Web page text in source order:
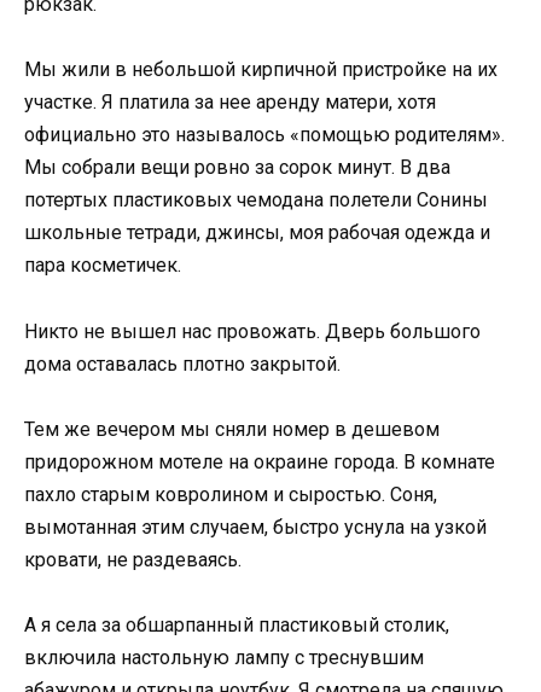
Мы жили в небольшой кирпичной пристройке на их
участке. Я платила за нее аренду матери, хотя
официально это называлось «помощью родителям».
Мы собрали вещи ровно за сорок минут. В два
потертых пластиковых чемодана полетели Сонины
школьные тетради, джинсы, моя рабочая одежда и
пара косметичек.
Никто не вышел нас провожать. Дверь большого
дома оставалась плотно закрытой.
Тем же вечером мы сняли номер в дешевом
придорожном мотеле на окраине города. В комнате
пахло старым ковролином и сыростью. Соня,
вымотанная этим случаем, быстро уснула на узкой
кровати, не раздеваясь.
А я села за обшарпанный пластиковый столик,
включила настольную лампу с треснувшим